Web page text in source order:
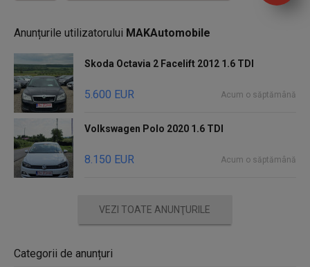
Anunțurile utilizatorului MAKAutomobile
Skoda Octavia 2 Facelift 2012 1.6 TDI
5.600 EUR Acum o săptămână
Volkswagen Polo 2020 1.6 TDI
8.150 EUR Acum o săptămână
VEZI TOATE ANUNŢURILE
Categorii de anunțuri